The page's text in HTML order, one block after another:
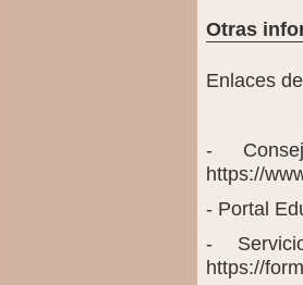
Otras
Enlaces
-
https://
- Portal
-
https://